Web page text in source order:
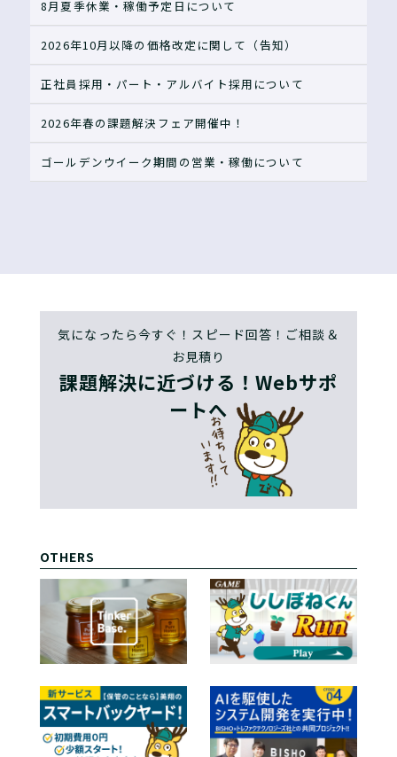
8月夏季休業・稼働予定日について
2026年10月以降の価格改定に関して（告知）
正社員採用・パート・アルバイト採用について
2026年春の課題解決フェア開催中！
ゴールデンウイーク期間の営業・稼働について
気になったら今すぐ！スピード回答！ご相談＆
お見積り
課題解決に近づける！Webサポ
ートへ
OTHERS